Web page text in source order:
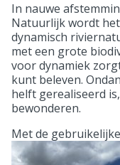
In nauwe
Natuurlijk wordt
dynamisch
met een grote
voor dynamiek
kunt beleven.
helft gerealiseerd
bewonderen.
Met de